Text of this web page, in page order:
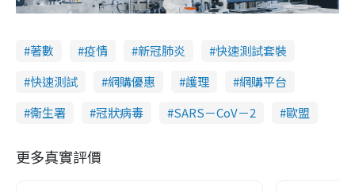
著數 疫情 新冠肺炎
快速測試套裝
快速測試
網購優惠 護理
網購平台
衞生署
冠狀病毒 SARS－CoV－2 歐盟
更多真實評價